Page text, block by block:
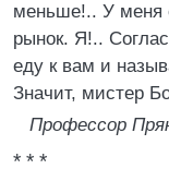
меньше!.. У меня
рынок. Я!..
еду к вам и
Значит, мистер
Профессор
* * *